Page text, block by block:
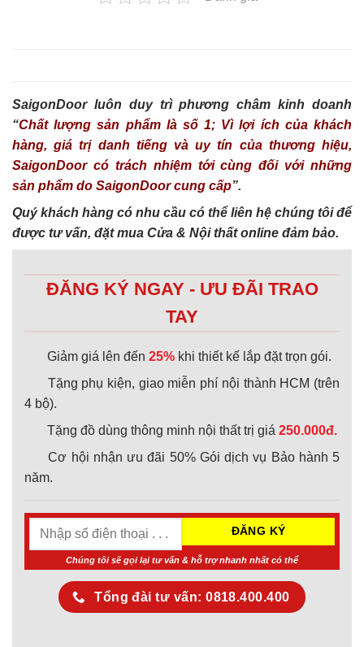
SaigonDoor luôn duy trì phương châm kinh doanh
“Chất lượng sản phẩm là số 1; Vì lợi ích của khách
hàng, giá trị danh tiếng và uy tín của thương hiệu,
SaigonDoor có trách nhiệm tới cùng đối với những
sản phẩm do SaigonDoor cung cấp”.
Quý khách hàng có nhu cầu có thể liên hệ chúng tôi để
được tư vấn, đặt mua Cửa & Nội thất online đảm bảo.
ĐĂNG KÝ NGAY - ƯU ĐÃI TRAO
TAY
Giảm giá lên đến 25% khi thiết kế lắp đặt trọn gói.
Tặng phụ kiện, giao miễn phí nội thành HCM (trên
4 bộ).
Tặng đồ dùng thông minh nội thất trị giá 250.000đ.
Cơ hội nhận ưu đãi 50% Gói dịch vụ Bảo hành 5
năm.
Chúng tôi sẽ gọi lại tư vấn & hỗ trợ nhanh nhất có thể
Tổng đài tư vấn: 0818.400.400